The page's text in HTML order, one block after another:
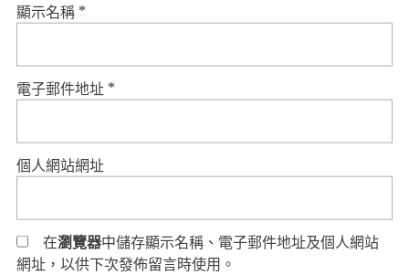
顯示名稱 *
電子郵件地址 *
個人網站網址
在瀏覽器中儲存顯示名稱、電子郵件地址及個人網站
網址，以供下次發佈留言時使用。